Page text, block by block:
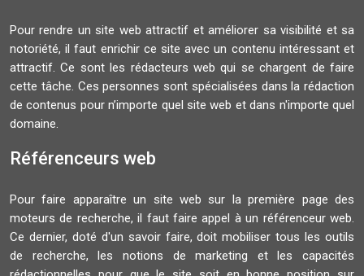
Pour rendre un site web attractif et améliorer sa visibilité et sa
notoriété, il faut enrichir ce site avec un contenu intéressant et
attractif. Ce sont les rédacteurs web qui se chargent de faire
cette tâche. Ces personnes sont spécialisées dans la rédaction
de contenus pour n’importe quel site web et dans n'importe quel
domaine.
Référenceurs web
Pour faire apparaître un site web sur la première page des
moteurs de recherche, il faut faire appel à un référenceur web.
Ce dernier, doté d'un savoir faire, doit mobiliser tous les outils
de recherche, les notions de marketing et les capacités